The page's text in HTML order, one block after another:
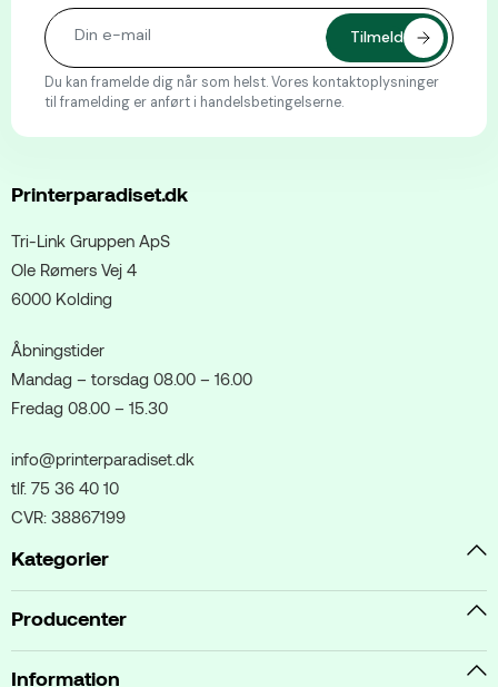
Du kan framelde dig når som helst. Vores kontaktoplysninger
til framelding er anført i handelsbetingelserne.
Printerparadiset.dk
Tri-Link Gruppen ApS
Ole Rømers Vej 4
6000 Kolding
Åbningstider
Mandag – torsdag 08.00 – 16.00
Fredag 08.00 – 15.30
info@printerparadiset.dk
tlf. 75 36 40 10
CVR: 38867199
Kategorier
Producenter
Information